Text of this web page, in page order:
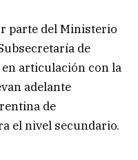
parte del Ministerio
de
articulación con la
adelante
de
el nivel secundario.